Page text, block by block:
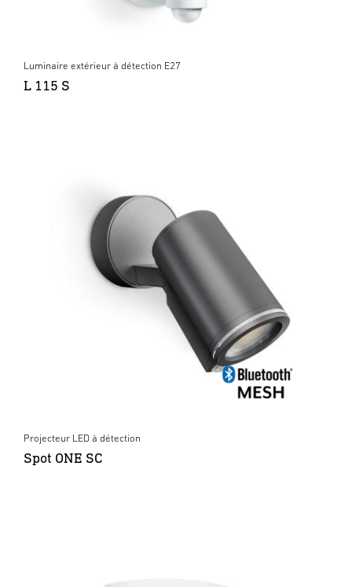
Luminaire extérieur à détection E27
L 115 S
Projecteur LED à détection
Spot ONE SC